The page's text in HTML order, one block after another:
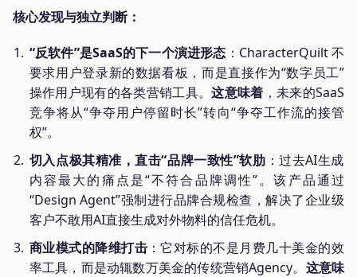
核心发现与独立判断：
“反软件”是SaaS的下一个演进形态 ：CharacterQuilt 不
要求用户登录新的数据看板，而是直接作为“数字员工”
操作用户现有的各类营销工具。这意味着 ，未来的SaaS
竞争将从“争夺用户停留时长”转向“争夺工作流的接管
权”。
切入点极其精准，直击“品牌一致性”软肋 ：过去AI生成
内容最大的痛点是“不符合品牌调性”。该产品通过
“Design Agent”强制进行品牌合规检查，解决了企业级
客户不敢用AI直接生成对外物料的信任危机。
商业模式的降维打击 ：它对标的不是月费几十美金的效
率工具，而是动辄数万美金的传统营销Agency。 这意味